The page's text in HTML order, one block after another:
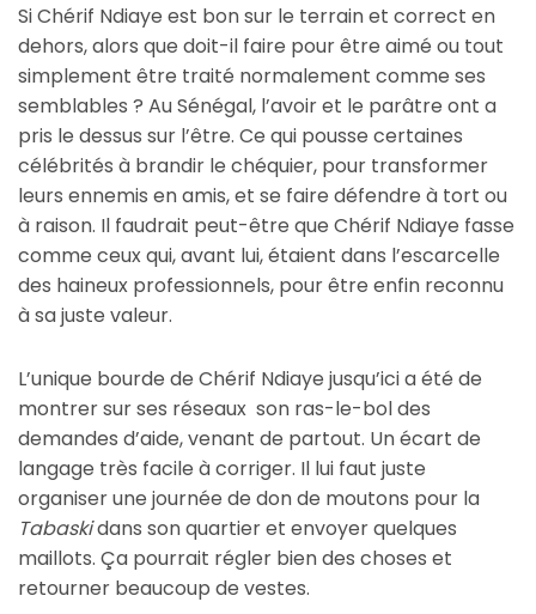
Si Chérif Ndiaye est bon sur le terrain et correct en
dehors, alors que doit-il faire pour être aimé ou tout
simplement être traité normalement comme ses
semblables ? Au Sénégal, l’avoir et le parâtre ont a
pris le dessus sur l’être. Ce qui pousse certaines
célébrités à brandir le chéquier, pour transformer
leurs ennemis en amis, et se faire défendre à tort ou
à raison. Il faudrait peut-être que Chérif Ndiaye fasse
comme ceux qui, avant lui, étaient dans l’escarcelle
des haineux professionnels, pour être enfin reconnu
à sa juste valeur.
L’unique bourde de Chérif Ndiaye jusqu’ici a été de
montrer sur ses réseaux son ras-le-bol des
demandes d’aide, venant de partout. Un écart de
langage très facile à corriger. Il lui faut juste
organiser une journée de don de moutons pour la
Tabaskidans son quartier et envoyer quelques
maillots. Ça pourrait régler bien des choses et
retourner beaucoup de vestes.